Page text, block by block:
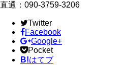
直通：090-3759-3206
Twitter
Facebook
Google+
Pocket
B!はてブ